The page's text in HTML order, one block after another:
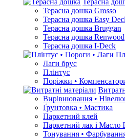
Терасна
Терасна дошка Grosso
Терасна дошка Easy
Терасна дошка Bruggan
Терасна дошка Renwood
Терасна дошка I-Deck
Лаги брус
Плінтус
Поріжки •
Вирівнювання •
Ґрунтовкa • Мастика
Паркетний клей
Паркетний лак і Масло
Тонування •